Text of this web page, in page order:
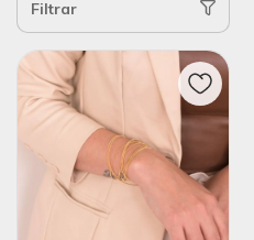
Filtrar